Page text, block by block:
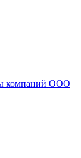
компаний ООО